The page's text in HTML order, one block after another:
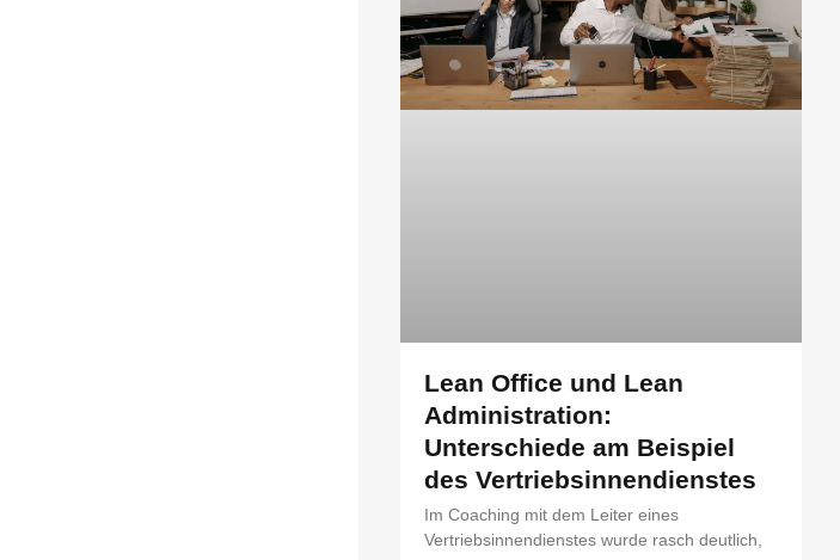
Lean Office und Lean
Administration:
Unterschiede am Beispiel
des Vertriebsinnendienstes
Im Coaching mit dem Leiter eines
Vertriebsinnendienstes wurde rasch deutlich,